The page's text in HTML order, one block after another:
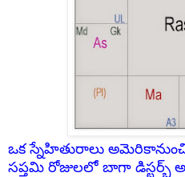
ఒక స్నేహితురాలు
సప్తమి రోజులలో బాగా